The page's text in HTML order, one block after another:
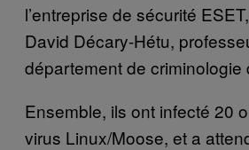
l’entreprise de sécurité
David Décary-Hétu,
département de criminologie
Ensemble, ils ont infecté 20
virus Linux/Moose, et a